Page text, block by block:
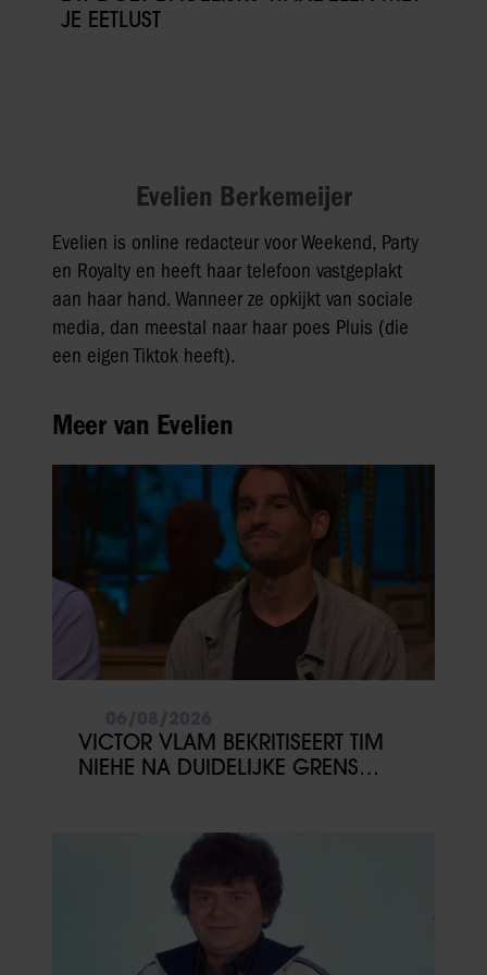
partners kunnen deze gegevens combineren met andere
JE EETLUST
Evelien Berkemeijer
Evelien is online redacteur voor Weekend, Party
en Royalty en heeft haar telefoon vastgeplakt
aan haar hand. Wanneer ze opkijkt van sociale
media, dan meestal naar haar poes Pluis (die
een eigen Tiktok heeft).
Meer van Evelien
VICTOR VLAM BEKRITISEERT TIM
NIEHE NA DUIDELIJKE GRENS